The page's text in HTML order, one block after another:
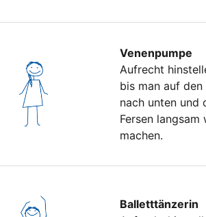
Venenpumpe
Aufrecht
bis man auf
nach unten und
Fersen
machen.
Balletttänzerin